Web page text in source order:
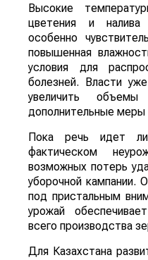
Высокие
цветения и
особенно
повышенная
условия для
болезней. Власти
увеличить
дополнительные
Пока речь идет
фактическом
возможных потерь
уборочной кампании.
под пристальным
урожай
всего производства
Для Казахстана